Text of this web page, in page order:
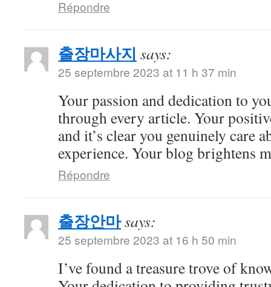
Répondre
출장마사지 says:
25 septembre 2023 at 11 h 37 min
Your passion and dedication to
through every article. Your
and it’s clear you genuinely care
experience. Your blog brightens
Répondre
출장안마says:
25 septembre 2023 at 16 h 50 min
I’ve found a treasure trove of